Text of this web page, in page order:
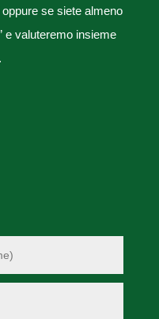
se siete almeno
e valuteremo insieme